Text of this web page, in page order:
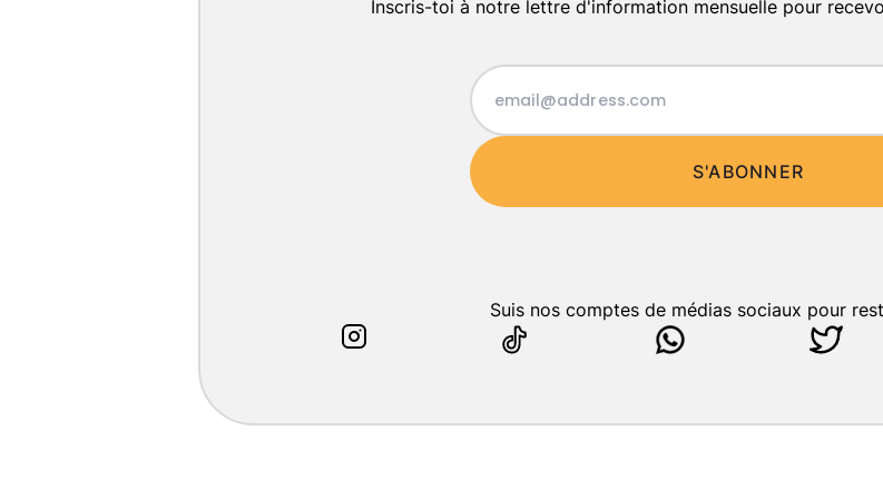
Inscris-toi à notre lettre d'information mensuelle pour
S'ABONNER
Suis nos comptes de médias sociaux pour